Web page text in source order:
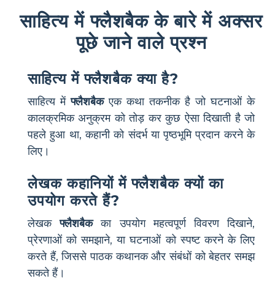
साहित्य में फ्लैशबैक के बारे में अक्सर
पूछे जाने वाले प्रश्न
साहित्य में फ्लैशबैक क्या है?
साहित्य मेंफ्लैशबैकएक कथा तकनीक है जो घटनाओं के
कालक्रमिक अनुक्रम को तोड़ कर कुछ ऐसा दिखाती है जो
पहले हुआ था, कहानी को संदर्भ या पृष्ठभूमि प्रदान करने के
लिए।
लेखक कहानियों में फ्लैशबैक क्यों का
उपयोग करते हैं?
लेखकफ्लैशबैकका उपयोग महत्वपूर्ण विवरण दिखाने,
प्रेरणाओं को समझाने, या घटनाओं को स्पष्ट करने के लिए
करते हैं, जिससे पाठक कथानक और संबंधों को बेहतर समझ
सकते हैं।